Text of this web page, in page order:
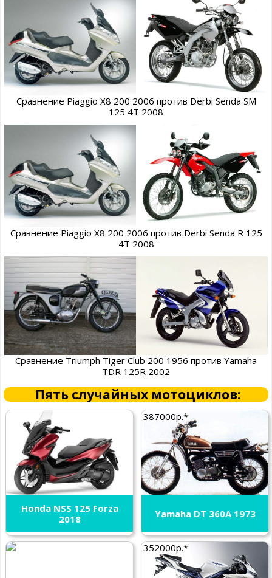
Сравнение Piaggio X8 200 2006 против Derbi Senda SM
125 4T 2008
Сравнение Piaggio X8 200 2006 против Derbi Senda R 125
4T 2008
Сравнение Triumph Tiger Club 200 1956 против Yamaha
TDR 125R 2002
Пять случайных мотоциклов:
Honda NSS 125 Forza
2018
387000р.*
Yamaha DT 360A 1973
352000р.*